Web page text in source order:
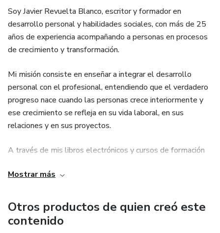
Soy Javier Revuelta Blanco, escritor y formador en
desarrollo personal y habilidades sociales, con más de 25
años de experiencia acompañando a personas en procesos
de crecimiento y transformación.
Mi misión consiste en enseñar a integrar el desarrollo
personal con el profesional, entendiendo que el verdadero
progreso nace cuando las personas crece interiormente y
ese crecimiento se refleja en su vida laboral, en sus
relaciones y en sus proyectos.
A través de mis libros electrónicos y cursos de formación
profundas y metodologías claras para fortalecer la
consciente, entre otras habilidades.
Mis contenidos están diseñados para aplicarse a la vida
Mostrar más
Otros productos de quien creó este
contenido